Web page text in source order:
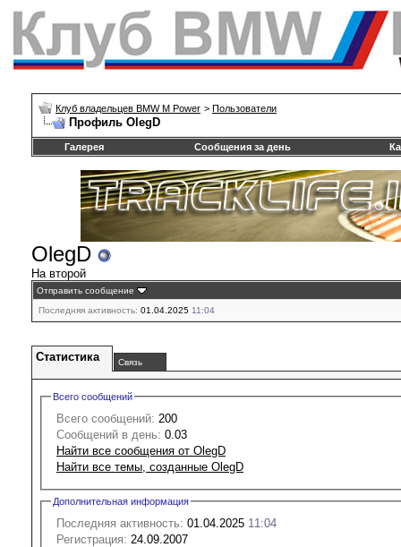
Клуб владельцев BMW M Power > Пользователи
Профиль OlegD
Галерея Сообщения за день
OlegD
На второй
Отправить сообщение
Последняя активность: 01.04.2025 11:04
Статистика Связь
Всего сообщений
Всего сообщений: 200
Сообщений в день: 0.03
Найти все сообщения от OlegD
Найти все темы, созданные OlegD
Дополнительная информация
Последняя активность: 01.04.2025 11:04
Регистрация: 24.09.2007